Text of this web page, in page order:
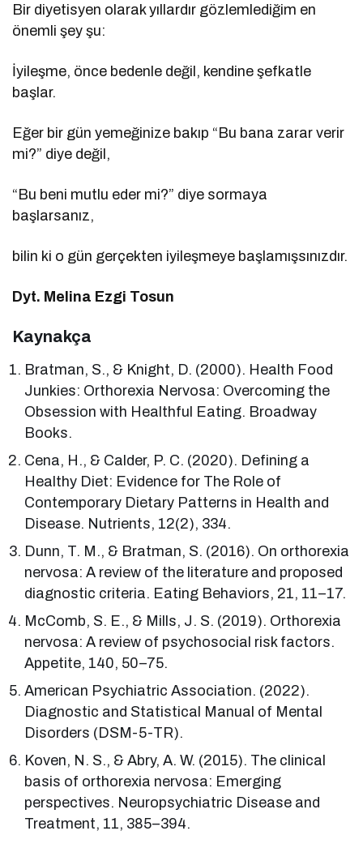
Bir diyetisyen olarak yıllardır gözlemlediğim en
önemli şey şu:
İyileşme, önce bedenle değil, kendine şefkatle
başlar.
Eğer bir gün yemeğinize bakıp “Bu bana zarar verir
mi?” diye değil,
“Bu beni mutlu eder mi?” diye sormaya
başlarsanız,
bilin ki o gün gerçekten iyileşmeye başlamışsınızdır.
Dyt. Melina Ezgi Tosun
Kaynakça
Bratman, S., & Knight, D. (2000). Health Food
Junkies: Orthorexia Nervosa: Overcoming the
Obsession with Healthful Eating. Broadway
Books.
Cena, H., & Calder, P. C. (2020). Defining a
Healthy Diet: Evidence for The Role of
Contemporary Dietary Patterns in Health and
Disease. Nutrients, 12(2), 334.
Dunn, T. M., & Bratman, S. (2016). On orthorexia
nervosa: A review of the literature and proposed
diagnostic criteria. Eating Behaviors, 21, 11–17.
McComb, S. E., & Mills, J. S. (2019). Orthorexia
nervosa: A review of psychosocial risk factors.
Appetite, 140, 50–75.
American Psychiatric Association. (2022).
Diagnostic and Statistical Manual of Mental
Disorders (DSM-5-TR).
Koven, N. S., & Abry, A. W. (2015). The clinical
basis of orthorexia nervosa: Emerging
perspectives. Neuropsychiatric Disease and
Treatment, 11, 385–394.